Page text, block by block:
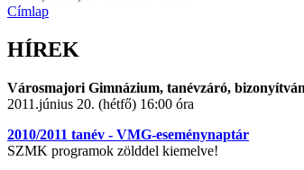
Címlap
HÍREK
Városmajori Gimnázium, tanévzáró,
2011.június 20. (hétfő) 16:00 óra
2010/2011 tanév - VMG-eseménynaptár
SZMK programok zölddel kiemelve!